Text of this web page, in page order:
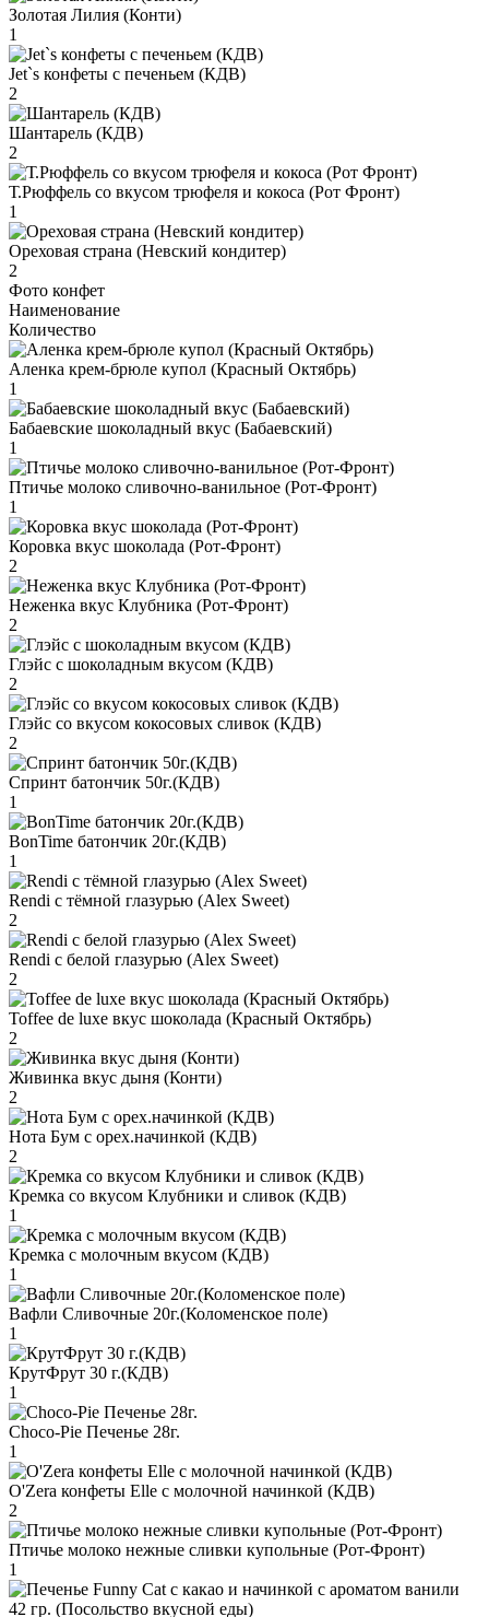
Золотая Лилия (Конти)
1
Jet`s конфеты с печеньем (КДВ)
2
Шантарель (КДВ)
2
Т.Рюффель со вкусом трюфеля и кокоса (Рот Фронт)
1
Ореховая страна (Невский кондитер)
2
Фото конфет
Наименование
Количество
Аленка крем-брюле купол (Красный Октябрь)
1
Бабаевские шоколадный вкус (Бабаевский)
1
Птичье молоко сливочно-ванильное (Рот-Фронт)
1
Коровка вкус шоколада (Рот-Фронт)
2
Неженка вкус Клубника (Рот-Фронт)
2
Глэйс с шоколадным вкусом (КДВ)
2
Глэйс со вкусом кокосовых сливок (КДВ)
2
Спринт батончик 50г.(КДВ)
1
BonTime батончик 20г.(КДВ)
1
Rendi с тёмной глазурью (Alex Sweet)
2
Rendi с белой глазурью (Alex Sweet)
2
Toffee de luxe вкус шоколада (Красный Октябрь)
2
Живинка вкус дыня (Конти)
2
Нота Бум с орех.начинкой (КДВ)
2
Кремка со вкусом Клубники и сливок (КДВ)
1
Кремка с молочным вкусом (КДВ)
1
Вафли Сливочные 20г.(Коломенское поле)
1
КрутФрут 30 г.(КДВ)
1
Choco-Pie Печенье 28г.
1
O'Zera конфеты Elle с молочной начинкой (КДВ)
2
Птичье молоко нежные сливки купольные (Рот-Фронт)
1